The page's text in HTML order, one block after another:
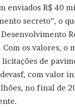
enviados R$ 40
secreto”, o
Com os valores, o
de
com valor
no final de